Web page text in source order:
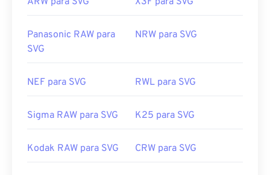
Panasonic RAW para
SVG
NRW para SVG
NEF para SVG RWL para SVG
Sigma RAW para SVG K25 para SVG
Kodak RAW para SVG CRW para SVG